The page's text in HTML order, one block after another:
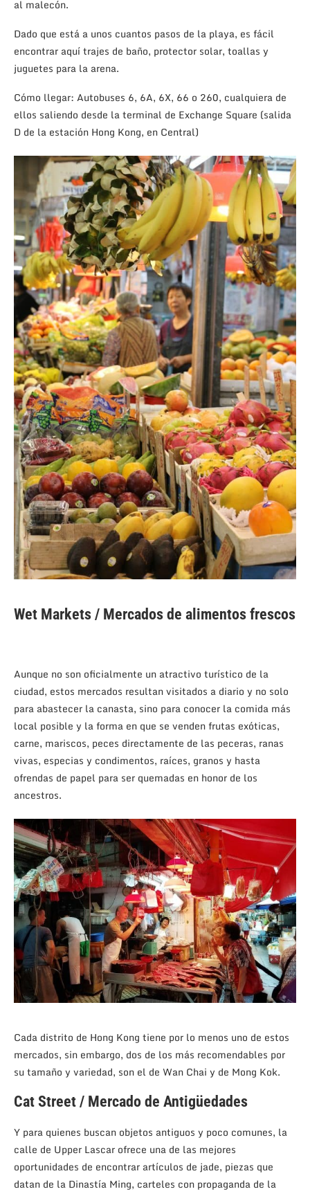
al malecón.
Dado que está a unos cuantos pasos de la playa, es fácil
encontrar aquí trajes de baño, protector solar, toallas y
juguetes para la arena.
Cómo llegar: Autobuses 6, 6A, 6X, 66 o 260, cualquiera de
ellos saliendo desde la terminal de Exchange Square (salida
D de la estación Hong Kong, en Central)
Wet Markets / Mercados de alimentos frescos
Aunque no son oficialmente un atractivo turístico de la
ciudad, estos mercados resultan visitados a diario y no solo
para abastecer la canasta, sino para conocer la comida más
local posible y la forma en que se venden frutas exóticas,
carne, mariscos, peces directamente de las peceras, ranas
vivas, especias y condimentos, raíces, granos y hasta
ofrendas de papel para ser quemadas en honor de los
ancestros.
Cada distrito de Hong Kong tiene por lo menos uno de estos
mercados, sin embargo, dos de los más recomendables por
su tamaño y variedad, son el de Wan Chai y de Mong Kok.
Cat Street / Mercado de Antigüedades
Y para quienes buscan objetos antiguos y poco comunes, la
calle de Upper Lascar ofrece una de las mejores
oportunidades de encontrar artículos de jade, piezas que
datan de la Dinastía Ming, carteles con propaganda de la